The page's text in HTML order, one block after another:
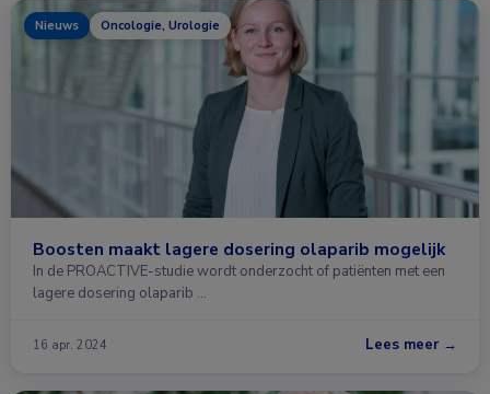
Nieuws Oncologie, Urologie
Boosten maakt lagere dosering olaparib mogelijk
In de PROACTIVE-studie wordt onderzocht of patiënten met een
lagere dosering olaparib …
16 apr. 2024 Lees meer →